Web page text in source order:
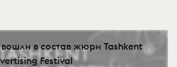
в состав жюри Tashkent
Festival